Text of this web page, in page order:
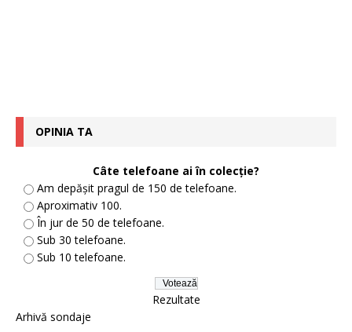
OPINIA TA
Câte telefoane ai în colecție?
Am depășit pragul de 150 de telefoane.
Aproximativ 100.
În jur de 50 de telefoane.
Sub 30 telefoane.
Sub 10 telefoane.
Rezultate
Arhivă sondaje